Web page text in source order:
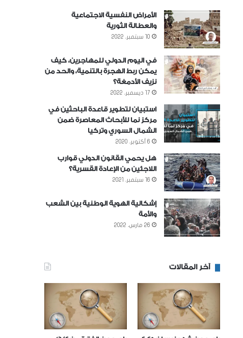
الأمراض النفسية الاجتماعية
والعطالة الثورية
10 سبتمبر، 2022
في اليوم الدولي للمهاجرين، كيف
يمكن ربط الهجرة بالتنمية، والحد من
نزيف الأدمغة؟
17 ديسمبر، 2022
استبيان لتطوير قاعدة الباحثين في
مركز نما للأبحاث المعاصرة ضمن
الشمال السوري وتركيا
6 أكتوبر، 2020
هل يحمي القانون الدولي قوارب
اللاجئين من الإعادة القسرية؟
16 سبتمبر، 2021
إشكالية الهوية الوطنية بين الشعب
والأمة
26 مارس، 2022
آخر المقالات